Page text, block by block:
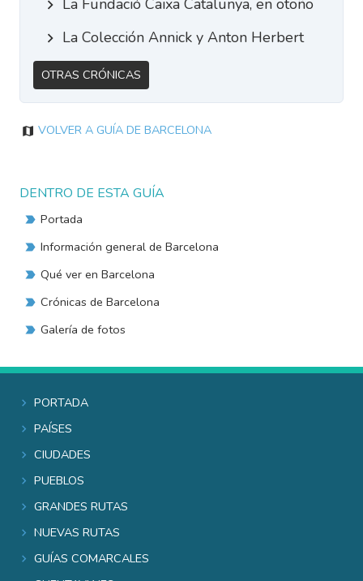
La Fundació Caixa Catalunya, en otoño
La Colección Annick y Anton Herbert
Otras Crónicas
Volver a Guía de Barcelona
DENTRO DE ESTA GUÍA
Portada
Información general de Barcelona
Qué ver en Barcelona
Crónicas de Barcelona
Galería de fotos
Portada
Países
Ciudades
Pueblos
Grandes rutas
Nuevas rutas
Guías comarcales